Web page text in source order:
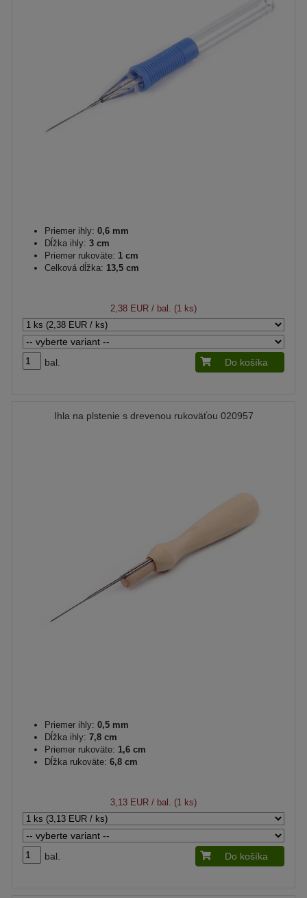
Priemer ihly: 0,6 mm
Dĺžka ihly: 3 cm
Priemer rukoväte: 1 cm
Celková dĺžka: 13,5 cm
2,38 EUR / bal. (1 ks)
bal. Do košíka
Ihla na plstenie s drevenou rukoväťou 020957
Priemer ihly: 0,5 mm
Dĺžka ihly: 7,8 cm
Priemer rukoväte: 1,6 cm
Dĺžka rukoväte: 6,8 cm
3,13 EUR / bal. (1 ks)
bal. Do košíka